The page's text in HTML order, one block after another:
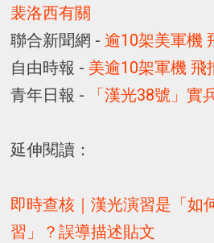
裴洛西有關
聯合新聞網 -逾10架美軍機
自由時報 - 美逾10架軍機 飛
青年日報 -
「漢光38號」
延伸閱讀：
即時查核｜漢光演習是「如
習」？誤導描述貼文